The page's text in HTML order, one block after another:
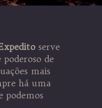
serve
de
mais
há uma
podemos